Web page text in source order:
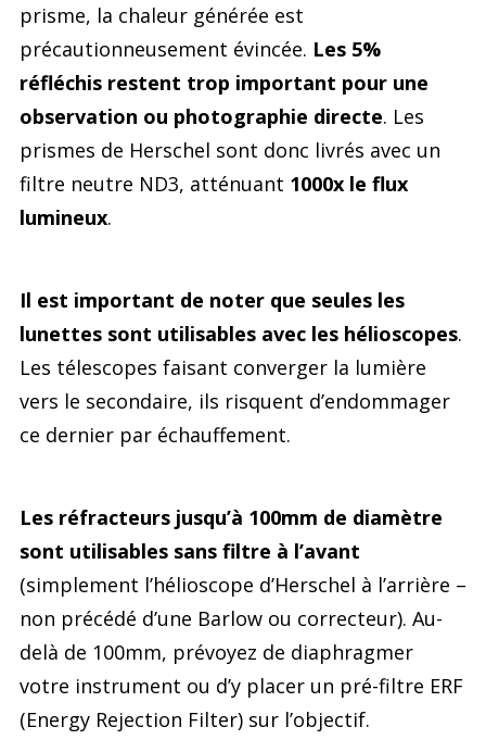
prisme, la chaleur générée est
précautionneusement évincée. Les 5%
réfléchis restent trop important pour une
observation ou photographie directe. Les
prismes de Herschel sont donc livrés avec un
filtre neutre ND3, atténuant 1000x le flux
lumineux.
Il est important de noter que seules les
lunettes sont utilisables avec les hélioscopes.
Les télescopes faisant converger la lumière
vers le secondaire, ils risquent d’endommager
ce dernier par échauffement.
Les réfracteurs jusqu’à 100mm de diamètre
sont utilisables sans filtre à l’avant
(simplement l’hélioscope d’Herschel à l’arrière –
non précédé d’une Barlow ou correcteur). Au-
delà de 100mm, prévoyez de diaphragmer
votre instrument ou d’y placer un pré-filtre ERF
(Energy Rejection Filter) sur l’objectif.